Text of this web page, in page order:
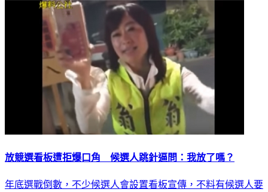
放競選看板遭拒爆口角 候選人跳針逼問：我放了嗎？
年底選戰倒數，不少候選人會設置看板宣傳，不料有候選人要